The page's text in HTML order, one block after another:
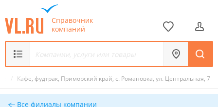
Справочник
компаний
/ Кафе, фудтрак, Приморский край, с. Романовка, ул. Центральная, 7
Все филиалы компании